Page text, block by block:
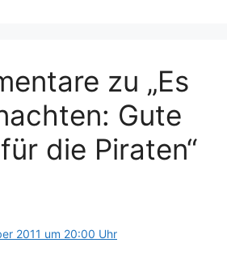
zu „Es
Gute
die Piraten“
2011 um 20:00 Uhr